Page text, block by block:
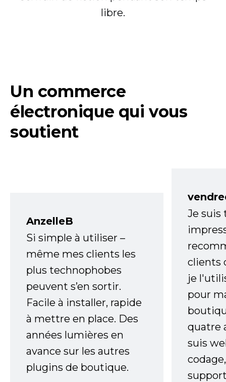
libre.
Un commerce
électronique qui vous
soutient
AnzelleB
Si simple à utiliser –
même mes clients les
plus technophobes
peuvent s’en sortir.
Facile à installer, rapide
à mettre en place. Des
années lumières en
avance sur les autres
plugins de boutique.
Je
clients
je
pour
quatre
suis